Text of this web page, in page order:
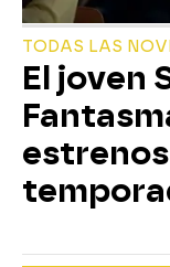
TODAS LAS
El joven